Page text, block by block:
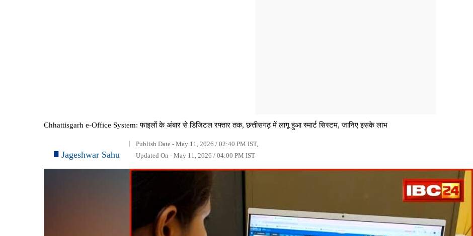
Chhattisgarh e-Office System: फाइलों के अंबार से डिजिटल रफ्तार तक, छत्तीसगढ़ में लागू हुआ स्मार्ट सिस्टम, जानिए इसके लाभ
Jageshwar Sahu
Publish Date - May 11, 2026 / 02:40 PM IST,
Updated On - May 11, 2026 / 04:00 PM IST